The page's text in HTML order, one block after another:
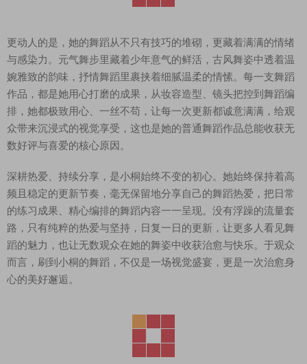
更动人的是，她的舞蹈从不只有技巧的堆砌，更藏着满满的情绪
与感染力。元气舞步里藏着少年意气的鲜活，古风舞姿中透着温
婉雅致的韵味，抒情舞蹈里裹挟着细腻温柔的情愫。每一支舞蹈
作品，都是她用心打磨的成果，从妆容造型、镜头把控到舞蹈编
排，她都极致用心、一丝不苟，让每一次更新都诚意满满，给观
众带来沉浸式的视觉享受，这也是她的普通舞蹈作品总能收获无
数好评与喜爱的核心原因。
深耕热爱、持续分享，是小桐始终不变的初心。她始终保持着高
频且稳定的更新节奏，毫无保留地分享自己的舞蹈热爱，把日常
的练习成果、精心编排的舞蹈内容一一呈现。没有浮躁的流量套
路，只有纯粹的热爱与坚持，日复一日的更新，让更多人看见舞
蹈的魅力，也让无数观众在她的舞姿中收获治愈与快乐。于观众
而言，刷到小桐的舞蹈，不仅是一场视觉盛宴，更是一次治愈身
心的美好邂逅。